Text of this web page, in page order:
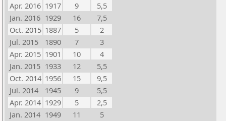
Apr. 2016 1917 9
5,5
Jan. 2016 1929 16
7,5
Oct. 2015 1887 5
2
Jul. 2015
1890 7
3
Apr. 2015 1901 10
4
Jan. 2015 1933 12
5,5
Oct. 2014 1956 15
9,5
Jul. 2014
1945 9
5,5
Apr. 2014 1929 5
2,5
Jan. 2014 1949 11
5